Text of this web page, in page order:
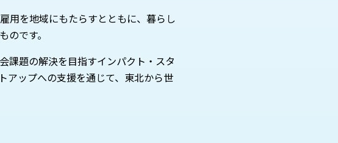
用を地域にもたらすとともに、暮らし
です。
課題の解決を目指すインパクト・スタ
アップへの支援を通じて、東北から世